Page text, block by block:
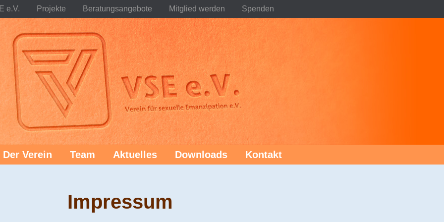
e.V. Projekte Beratungsangebote Mitglied werden Spenden
Der Verein Team Aktuelles Downloads Kontakt
Impressum